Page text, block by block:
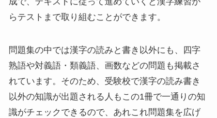
らテストまで取り組むことができます。
問題集の中では漢字の読みと書き以外にも、四字
熟語や対義語・類義語、画数などの問題も掲載さ
れています。そのため、受験校で漢字の読み書き
以外の知識が出題される人もこの1冊で一通りの知
識がチェックできるので、あれこれ問題集を広げ